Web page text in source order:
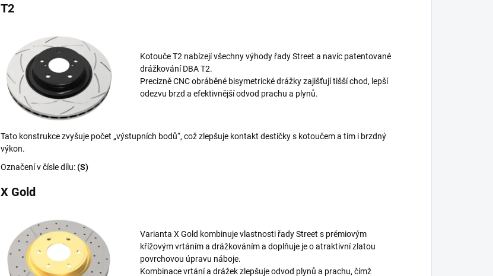
T2
Kotouče T2 nabízejí všechny výhody řady Street a navíc patentované
drážkování DBA T2.
Precizně CNC obráběné bisymetrické drážky zajišťují tišší chod, lepší
odezvu brzd a efektivnější odvod prachu a plynů.
Tato konstrukce zvyšuje počet „výstupních bodů“, což zlepšuje kontakt destičky s kotoučem a tím i brzdný
výkon.
Označení v čísle dílu:(S)
X Gold
Varianta X Gold kombinuje vlastnosti řady Street s prémiovým
křížovým vrtáním a drážkováním a doplňuje je o atraktivní zlatou
povrchovou úpravu náboje.
Kombinace vrtání a drážek zlepšuje odvod plynů a prachu, čímž